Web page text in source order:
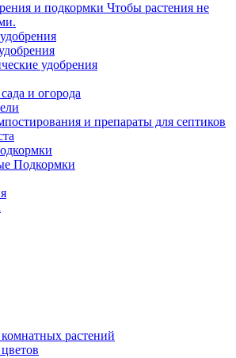
и подкормки Чтобы растения не
удобрения
и огорода
и препараты для септиков
Подкормки
растений